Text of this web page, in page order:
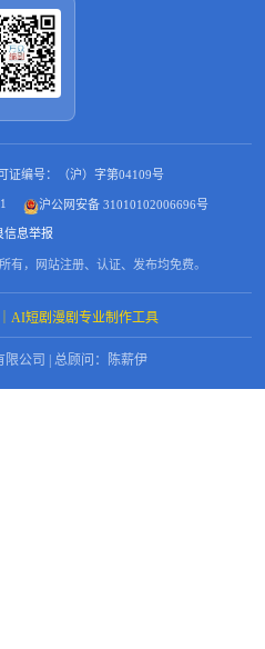
证编号：（沪）字第04109号
沪公网安备 31010102006696号
信息举报
有，网站注册、认证、发布均免费。
AI短剧漫剧专业制作工具
公司 | 总顾问：陈薪伊